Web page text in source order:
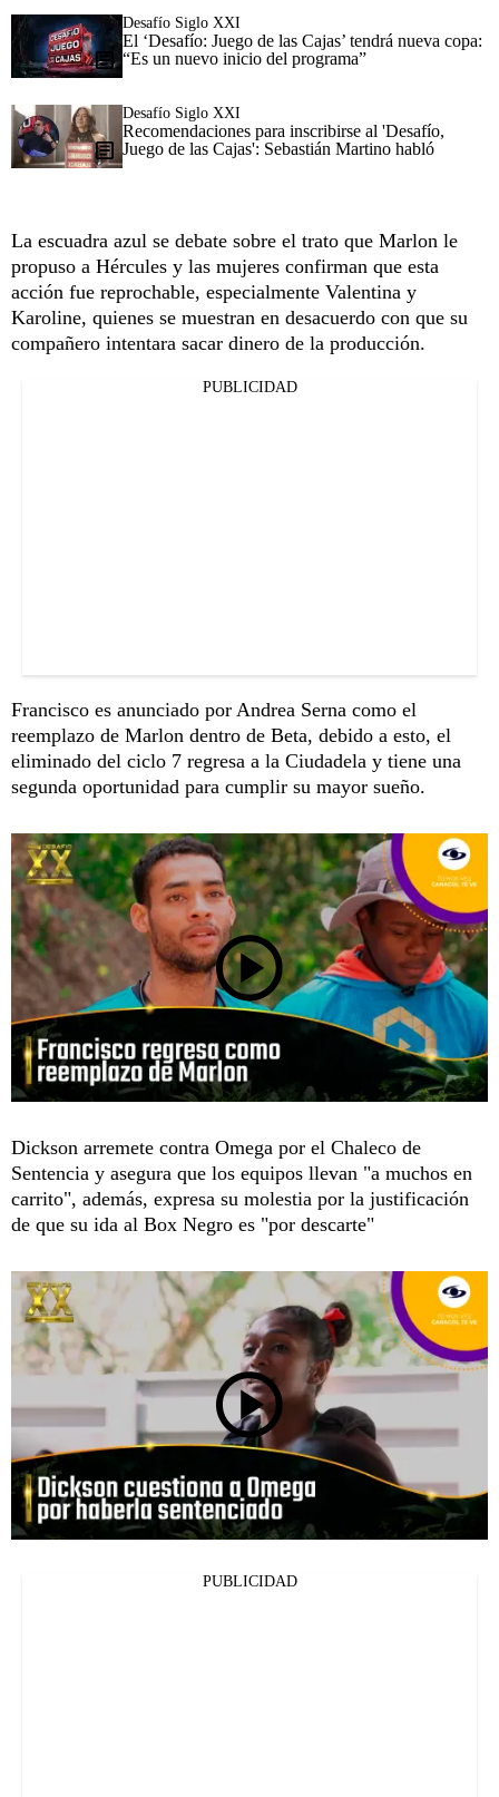
Desafío Siglo XXI
El ‘Desafío: Juego de las Cajas’ tendrá nueva copa:
“Es un nuevo inicio del programa”
Desafío Siglo XXI
Recomendaciones para inscribirse al 'Desafío,
Juego de las Cajas': Sebastián Martino habló
La escuadra azul se debate sobre el trato que Marlon le
propuso a Hércules y las mujeres confirman que esta
acción fue reprochable, especialmente Valentina y
Karoline, quienes se muestran en desacuerdo con que su
compañero intentara sacar dinero de la producción.
PUBLICIDAD
Francisco es anunciado por Andrea Serna como el
reemplazo de Marlon dentro de Beta, debido a esto, el
eliminado del ciclo 7 regresa a la Ciudadela y tiene una
segunda oportunidad para cumplir su mayor sueño.
Dickson arremete contra Omega por el Chaleco de
Sentencia y asegura que los equipos llevan "a muchos en
carrito", además, expresa su molestia por la justificación
de que su ida al Box Negro es "por descarte"
PUBLICIDAD